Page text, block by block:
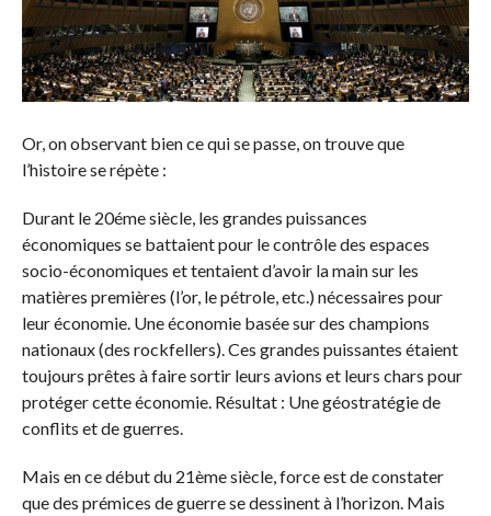
Or, on observant bien ce qui se passe, on trouve que
l’histoire se répète :
Durant le 20éme siècle, les grandes puissances
économiques se battaient pour le contrôle des espaces
socio-économiques et tentaient d’avoir la main sur les
matières premières (l’or, le pétrole, etc.) nécessaires pour
leur économie. Une économie basée sur des champions
nationaux (des rockfellers). Ces grandes puissantes étaient
toujours prêtes à faire sortir leurs avions et leurs chars pour
protéger cette économie. Résultat : Une géostratégie de
conflits et de guerres.
Mais en ce début du 21ème siècle, force est de constater
que des prémices de guerre se dessinent à l’horizon. Mais